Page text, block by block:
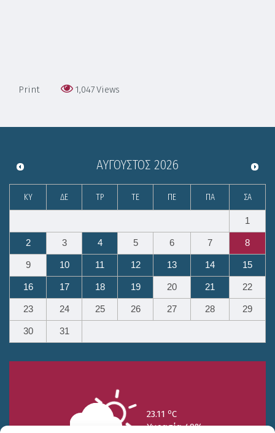
Print 1,047Views
ΑΎΓΟΥΣΤΟΣ 2026
ΚΥ ΔΕ ΤΡ ΤΕ ΠΕ ΠΑ ΣΑ
1
2 3 4 5 6 7 8
9 10 11 12 13 14 15
16 17 18 19 20 21 22
23 24 25 26 27 28 29
30 31
23.11 oC
Υγρασία 49%